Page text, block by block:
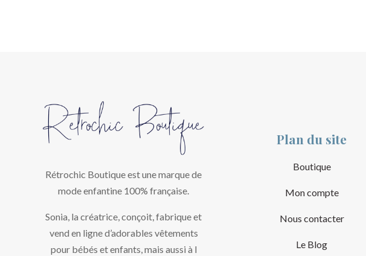
Rétrochic Boutique est une marque de
mode enfantine 100% française.
Sonia, la créatrice, conçoit, fabrique et
vend en ligne d’adorables vêtements
pour bébés et enfants, mais aussi à l
Plan du site
Boutique
Mon compte
Nous contacter
Le Blog